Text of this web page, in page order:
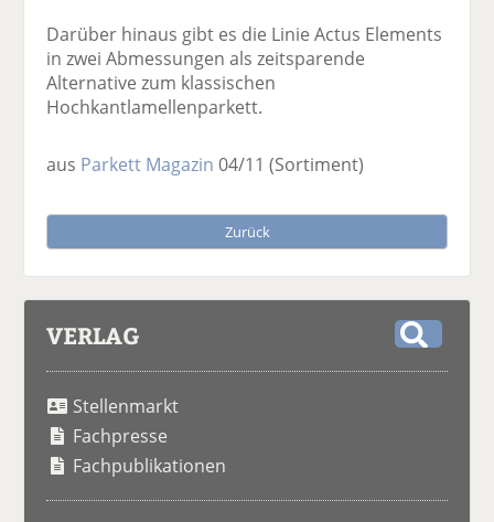
Darüber hinaus gibt es die Linie Actus Elements
in zwei Abmessungen als zeitsparende
Alternative zum klassischen
Hochkantlamellenparkett.
aus Parkett Magazin 04/11(Sortiment)
Zurück
VERLAG
Stellenmarkt
Fachpresse
Fachpublikationen